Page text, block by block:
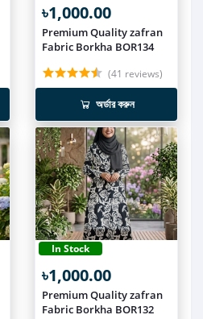
৳1,000.00
Premium Quality zafran
Fabric Borkha BOR134
(41 reviews)
অর্ডার করুন
In Stock
৳1,000.00
Premium Quality zafran
Fabric Borkha BOR132